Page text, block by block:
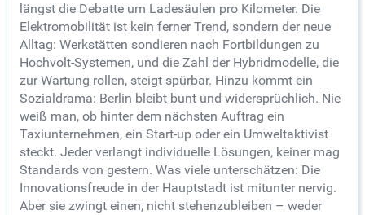
längst die Debatte um Ladesäulen pro Kilometer. Die
Elektromobilität ist kein ferner Trend, sondern der neue
Alltag: Werkstätten sondieren nach Fortbildungen zu
Hochvolt-Systemen, und die Zahl der Hybridmodelle, die
zur Wartung rollen, steigt spürbar. Hinzu kommt ein
Sozialdrama: Berlin bleibt bunt und widersprüchlich. Nie
weiß man, ob hinter dem nächsten Auftrag ein
Taxiunternehmen, ein Start-up oder ein Umweltaktivist
steckt. Jeder verlangt individuelle Lösungen, keiner mag
Standards von gestern. Was viele unterschätzen: Die
Innovationsfreude in der Hauptstadt ist mitunter nervig.
Aber sie zwingt einen, nicht stehenzubleiben – weder